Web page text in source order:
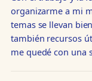
organizarme a mi
temas se llevan
también recursos
me quedé con una